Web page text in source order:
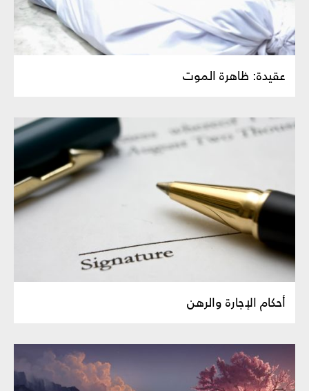
عقيدة: ظاهرة الموت‏
أحكام‏ الإجارة والرهن